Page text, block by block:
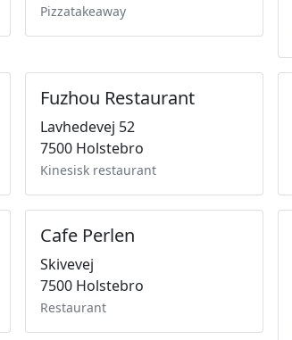
Pizzatakeaway
Fuzhou Restaurant
Lavhedevej 52
7500 Holstebro
Kinesisk restaurant
Cafe Perlen
Skivevej
7500 Holstebro
Restaurant